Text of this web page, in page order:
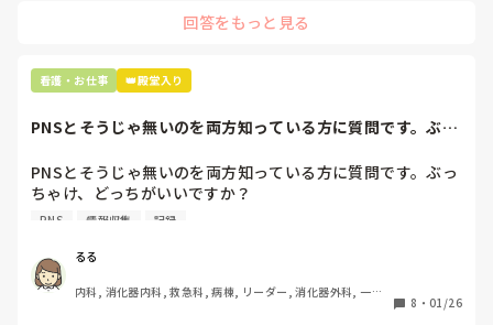
なんで頭回らなかったんだろう😭
市長さんは、
患者さんに迷惑かけたわけじゃないから大丈夫、
自分が情けなくて情けなくて😭
こんなバカな私をせめて笑い飛ばしてください笑
に出しちゃったり。(これは問題か💦)
回答をもっと見る
看護・お仕事 👑殿堂入り
PNSとそうじゃ無いのを両方知っている方に質問です。ぶっ
PNSとそうじゃ無いのを両方知っている方に質問です。ぶっ
ちゃけ、どっちがいいですか？
後、PNSを廃止しました。
私は、そのPNSを廃止した病棟からまだPNSをやっている病
棟に9月に異動してきました。
PNS 情報収集 記録
るる
内科, 消化器内科, 救急科, 病棟, リーダー, 消化器外科, 一般
8 ・ 01/26